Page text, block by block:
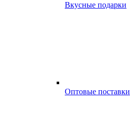
Вкусные подарки
Оптовые поставки